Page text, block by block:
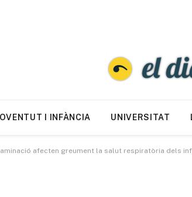
I INFÀNCIA UNIVERSITAT
afecten greument la salut respiratòria dels